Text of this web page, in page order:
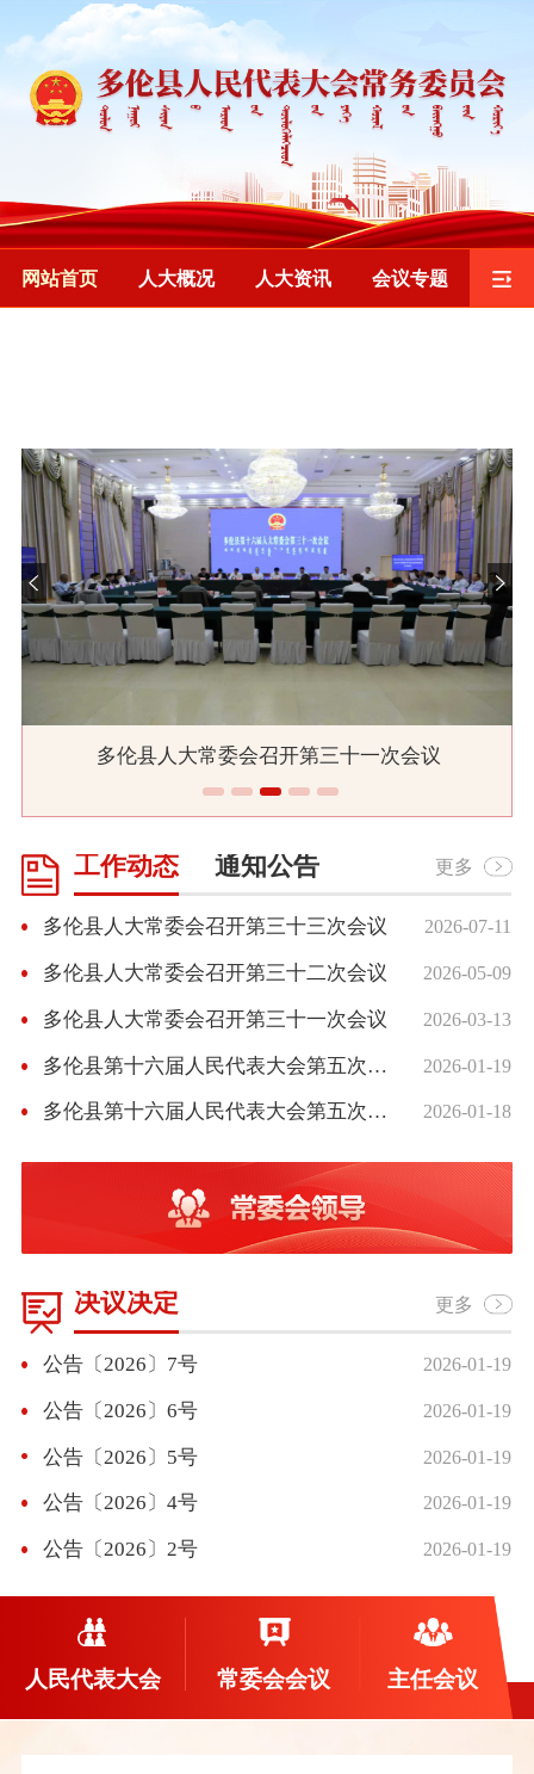
网站首页 人大概况 人大资讯 会议专题
多伦县人大常委会召开第三十一次会议
工作动态 更多
通知公告
多伦县人大常委会召开第三十三次会议 2026-07-11
多伦县人大常委会召开第三十二次会议 2026-05-09
多伦县人大常委会召开第三十一次会议 2026-03-13
多伦县第十六届人民代表大会第五次会议胜利闭幕 2026-01-19
多伦县第十六届人民代表大会第五次会议召开第二次全体会议 2026-01-18
决议决定 更多
公告〔2026〕7号 2026-01-19
公告〔2026〕6号 2026-01-19
公告〔2026〕5号 2026-01-19
公告〔2026〕4号 2026-01-19
公告〔2026〕2号 2026-01-19
人民代表大会 常委会会议 主任会议